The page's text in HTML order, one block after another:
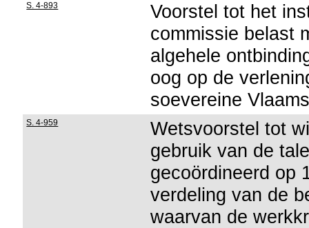
S. 4-893
Voorstel tot het
commissie belast
algehele
oog op de
soevereine
S. 4-959
Wetsvoorstel tot
gebruik van de
gecoördineerd op
verdeling van de
waarvan de